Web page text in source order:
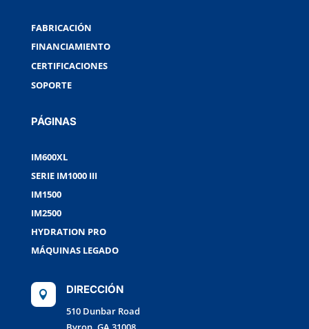
FABRICACIÓN
FINANCIAMIENTO
CERTIFICACIONES
SOPORTE
PÁGINAS
IM600XL
SERIE IM1000 III
IM1500
IM2500
HYDRATION PRO
MÁQUINAS LEGADO
 DIRECCIÓN
510 Dunbar Road